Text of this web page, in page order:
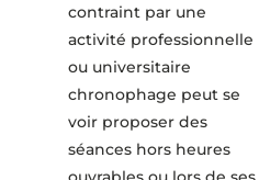
contraint par une
activité professionnelle
ou universitaire
chronophage peut se
voir proposer des
séances hors heures